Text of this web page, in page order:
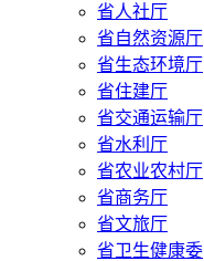
省人社厅
省自然资源厅
省生态环境厅
省住建厅
省交通运输厅
省水利厅
省农业农村厅
省商务厅
省文旅厅
省卫生健康委